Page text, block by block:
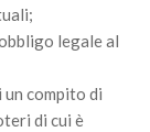
legale al
un compito di
di cui è